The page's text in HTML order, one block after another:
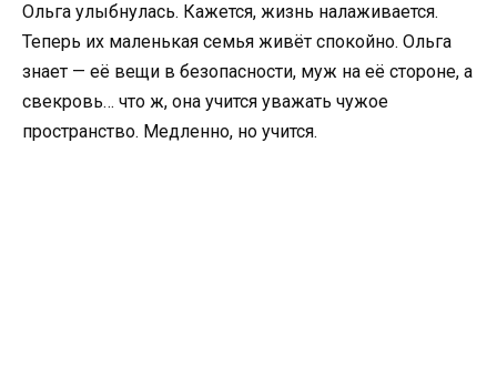
Ольга улыбнулась. Кажется, жизнь налаживается.
Теперь их маленькая семья живёт спокойно. Ольга
знает — её вещи в безопасности, муж на её стороне, а
свекровь… что ж, она учится уважать чужое
пространство. Медленно, но учится.